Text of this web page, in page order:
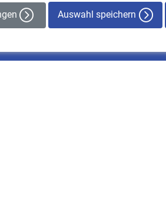
Auswahl speichern